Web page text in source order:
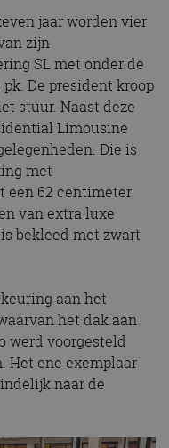
jaar worden vier
zijn
SL met onder de
De president kroop
stuur. Naast deze
Limousine
Die is
met
een 62 centimeter
van extra luxe
bekleed met zwart
aan het
het dak aan
werd voorgesteld
Het ene exemplaar
naar de